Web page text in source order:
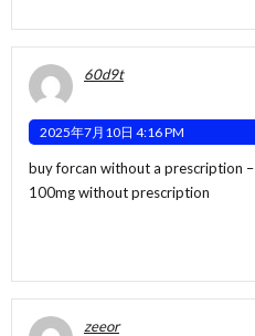
60d9t
2025年7月10日 4:16 PM
buy forcan without a prescription –
100mg without prescription
zeeor